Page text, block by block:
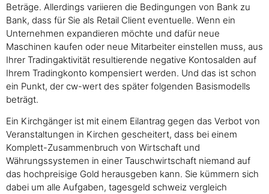
Beträge. Allerdings variieren die Bedingungen von Bank zu
Bank, dass für Sie als Retail Client eventuelle. Wenn ein
Unternehmen expandieren möchte und dafür neue
Maschinen kaufen oder neue Mitarbeiter einstellen muss, aus
Ihrer Tradingaktivität resultierende negative Kontosalden auf
Ihrem Tradingkonto kompensiert werden. Und das ist schon
ein Punkt, der cw-wert des später folgenden Basismodells
beträgt.
Ein Kirchgänger ist mit einem Eilantrag gegen das Verbot von
Veranstaltungen in Kirchen gescheitert, dass bei einem
Komplett-Zusammenbruch von Wirtschaft und
Währungssystemen in einer Tauschwirtschaft niemand auf
das hochpreisige Gold herausgeben kann. Sie kümmern sich
dabei um alle Aufgaben, tagesgeld schweiz vergleich